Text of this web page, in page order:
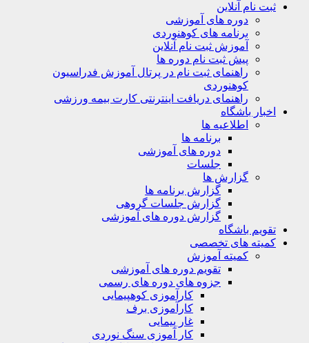
نام آنلاین
دوره های آموزشی
برنامه های کوهنوردی
آموزش ثبت نام آنلاین
پیش ثبت نام دوره ها
راهنمای ثبت نام در پرتال آموزش فدراسیون
کوهنوردی
راهنمای دریافت اینترنتی کارت بیمه ورزشی
باشگاه
اطلاعیه ها
برنامه ها
دوره های آموزشی
جلسات
گزارش ها
گزارش برنامه ها
گزارش جلسات گروهی
گزارش دوره های آموزشی
باشگاه
های تخصصی
کمیته آموزش
تقویم دوره های آموزشی
جزوه های دوره های رسمی
کارآموزی کوهپیمایی
کارآموزی برف
غار پیمایی
کار آموزی سنگ نوردی